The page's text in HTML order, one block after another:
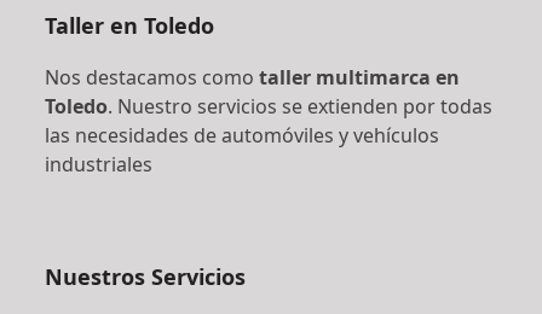
Taller en Toledo
Nos destacamos comotaller multimarca en
Toledo. Nuestro servicios se extienden por todas
las necesidades de automóviles y vehículos
industriales
Nuestros Servicios